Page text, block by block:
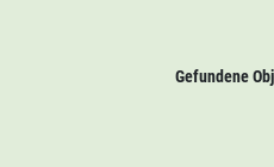
Gefundene